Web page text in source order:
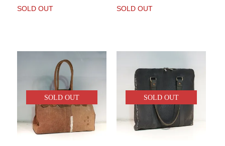
SOLD OUT SOLD OUT
SOLD OUT SOLD OUT